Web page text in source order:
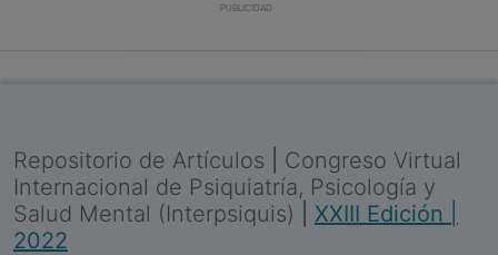
PUBLICIDAD
Repositorio de Artículos
Congreso Virtual
Internacional de Psiquiatría, Psicología y
Salud Mental (Interpsiquis)
XXIII Edición |
2022